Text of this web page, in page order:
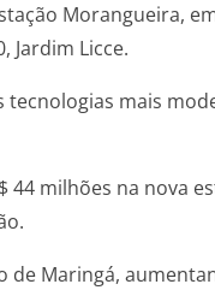
Morangueira,
Jardim Licce.
mais
milhões na nova
Maringá,